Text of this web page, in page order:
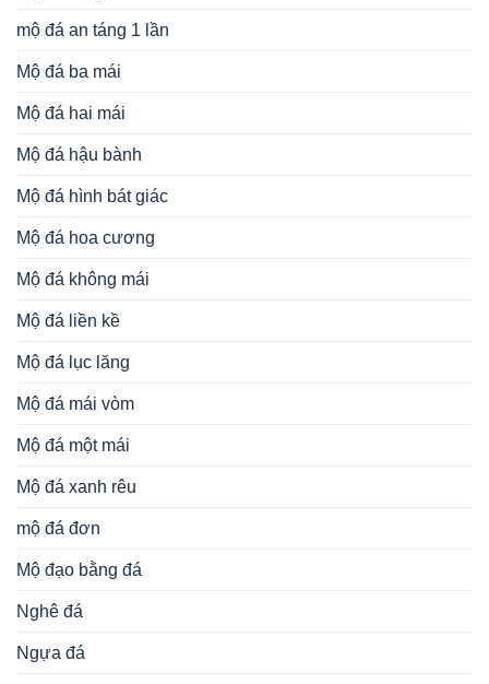
mộ đá an táng 1 lần
Mộ đá ba mái
Mộ đá hai mái
Mộ đá hậu bành
Mộ đá hình bát giác
Mộ đá hoa cương
Mộ đá không mái
Mộ đá liền kề
Mộ đá lục lăng
Mộ đá mái vòm
Mộ đá một mái
Mộ đá xanh rêu
mộ đá đơn
Mộ đạo bằng đá
Nghê đá
Ngựa đá